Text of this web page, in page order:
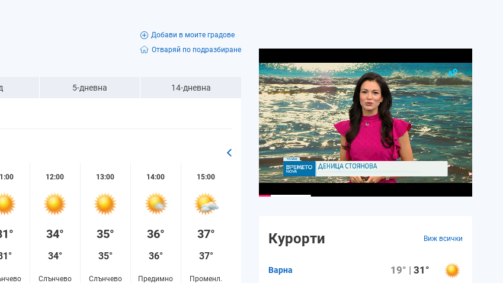
Добави в моите градове
Отваряй по подразбиране
5-дневна 14-дневна
12:00
34°
34°
Слънчево
13:00
35°
35°
Слънчево
14:00
36°
36°
Предимно
15:00
37°
37°
Променл.
Курорти Виж всички
Варна 19° |31°